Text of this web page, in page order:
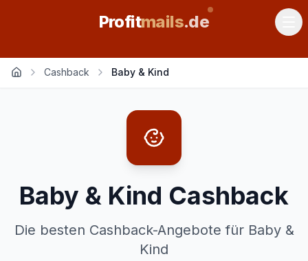
Profitmails.de
Cashback Baby & Kind
Baby & Kind Cashback
Die besten Cashback-Angebote für Baby &
Kind